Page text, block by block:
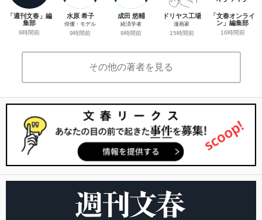
「週刊文春」編
集部
9時間前
水原 希子
俳優・モデル
9時間前
成田 悠輔
経済学者
9時間前
ドリヤス工場
漫画家
15時間前
「文春オンライ
ン」編集部
16時間前
その他の著者を見る